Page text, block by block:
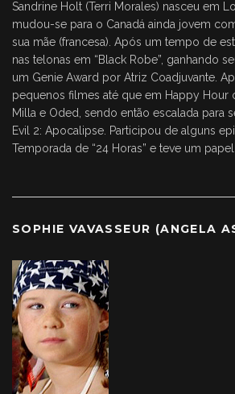
Sandrine Holt (Terri Morales) nasceu em
mudou-se para o Canadá ainda jovem
sua mãe (francesa). Após um tempo de
nas telonas em “Black Robe”, ganhando
um Genie Award por Atriz Coadjuvante.
pequenos filmes até que em Happy Hour
Milla e Oded, sendo então escalada para
Evil 2: Apocalipse. Participou de alguns
Temporada de “24 Horas” e teve um papel
SOPHIE VAVASSEUR (ANGELA